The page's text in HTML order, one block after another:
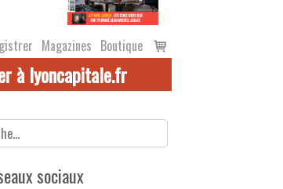
Magazines Boutique
Voir
le
à lyoncapitale.fr
sociaux